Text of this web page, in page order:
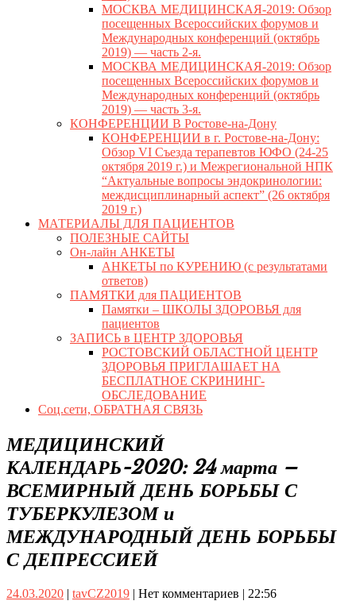
МОСКВА МЕДИЦИНСКАЯ-2019: Обзор
посещенных Всероссийских форумов и
Международных конференций (октябрь
2019) — часть 2-я.
МОСКВА МЕДИЦИНСКАЯ-2019: Обзор
посещенных Всероссийских форумов и
Международных конференций (октябрь
2019) — часть 3-я.
КОНФЕРЕНЦИИ В Ростове-на-Дону
КОНФЕРЕНЦИИ в г. Ростове-на-Дону:
Обзор VI Съезда терапевтов ЮФО (24-25
октября 2019 г.) и Межрегиональной НПК
“Актуальные вопросы эндокринологии:
междисциплинарный аспект” (26 октября
2019 г.)
МАТЕРИАЛЫ ДЛЯ ПАЦИЕНТОВ
ПОЛЕЗНЫЕ САЙТЫ
Он-лайн АНКЕТЫ
АНКЕТЫ по КУРЕНИЮ (с результатами
ответов)
ПАМЯТКИ для ПАЦИЕНТОВ
Памятки – ШКОЛЫ ЗДОРОВЬЯ для
пациентов
ЗАПИСЬ в ЦЕНТР ЗДОРОВЬЯ
РОСТОВСКИЙ ОБЛАСТНОЙ ЦЕНТР
ЗДОРОВЬЯ ПРИГЛАШАЕТ НА
БЕСПЛАТНОЕ СКРИНИНГ-
ОБСЛЕДОВАНИЕ
Соц.сети, ОБРАТНАЯ СВЯЗЬ
Close
Button
МЕДИЦИНСКИЙ
КАЛЕНДАРЬ-2020: 24 марта –
ВСЕМИРНЫЙ ДЕНЬ БОРЬБЫ С
ТУБЕРКУЛЕЗОМ и
МЕЖДУНАРОДНЫЙ ДЕНЬ БОРЬБЫ
С ДЕПРЕССИЕЙ
24.03.202024.03.2020
| tavCZ2019tavCZ2019
| Нет комментариев | 22:56